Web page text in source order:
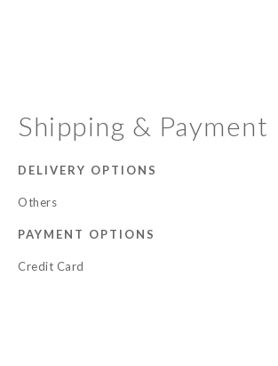
Shipping & Payment
DELIVERY OPTIONS
Others
PAYMENT OPTIONS
Credit Card